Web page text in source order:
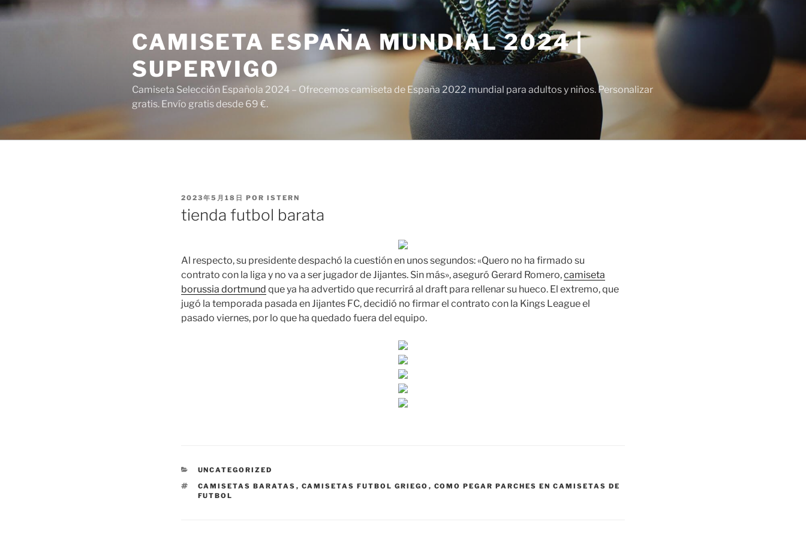
Saltar
al
CAMISETA ESPAÑA MUNDIAL 2024 |
SUPERVIGO
Camiseta Selección Española 2024 – Ofrecemos camiseta de España 2022 mundial para adultos y niños. Personalizar
gratis. Envío gratis desde 69 €.
PUBLICADO
EL
2023年5月18日 POR ISTERN
tienda futbol barata
Al respecto, su presidente despachó la cuestión en unos segundos: «Quero no ha firmado su
contrato con la liga y no va a ser jugador de Jijantes. Sin más», aseguró Gerard Romero,camiseta
borussia dortmund que ya ha advertido que recurrirá al draft para rellenar su hueco. El extremo, que
jugó la temporada pasada en Jijantes FC, decidió no firmar el contrato con la Kings League el
pasado viernes, por lo que ha quedado fuera del equipo.
CATEGORÍAS
UNCATEGORIZED
ETIQUETAS
CAMISETAS BARATAS , CAMISETAS FUTBOL GRIEGO , COMO PEGAR PARCHES EN CAMISETAS DE
FUTBOL